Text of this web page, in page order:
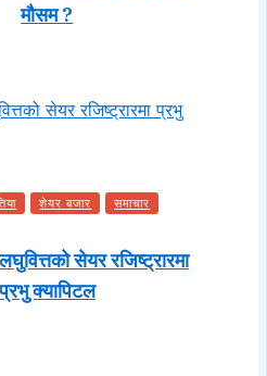
मौसम ?
शेयर बजार समाचार
सेयर रजिष्ट्रारमा
क्यापिटल